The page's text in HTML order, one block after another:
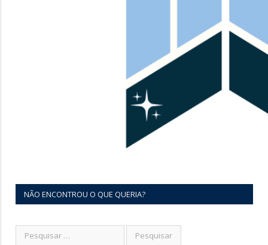
NÃO ENCONTROU O QUE QUERIA?